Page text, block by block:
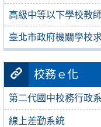
高級中等以下學校教
臺北市政府機關學校
校務ｅ化
第二代國中校務行政
線上差勤系統